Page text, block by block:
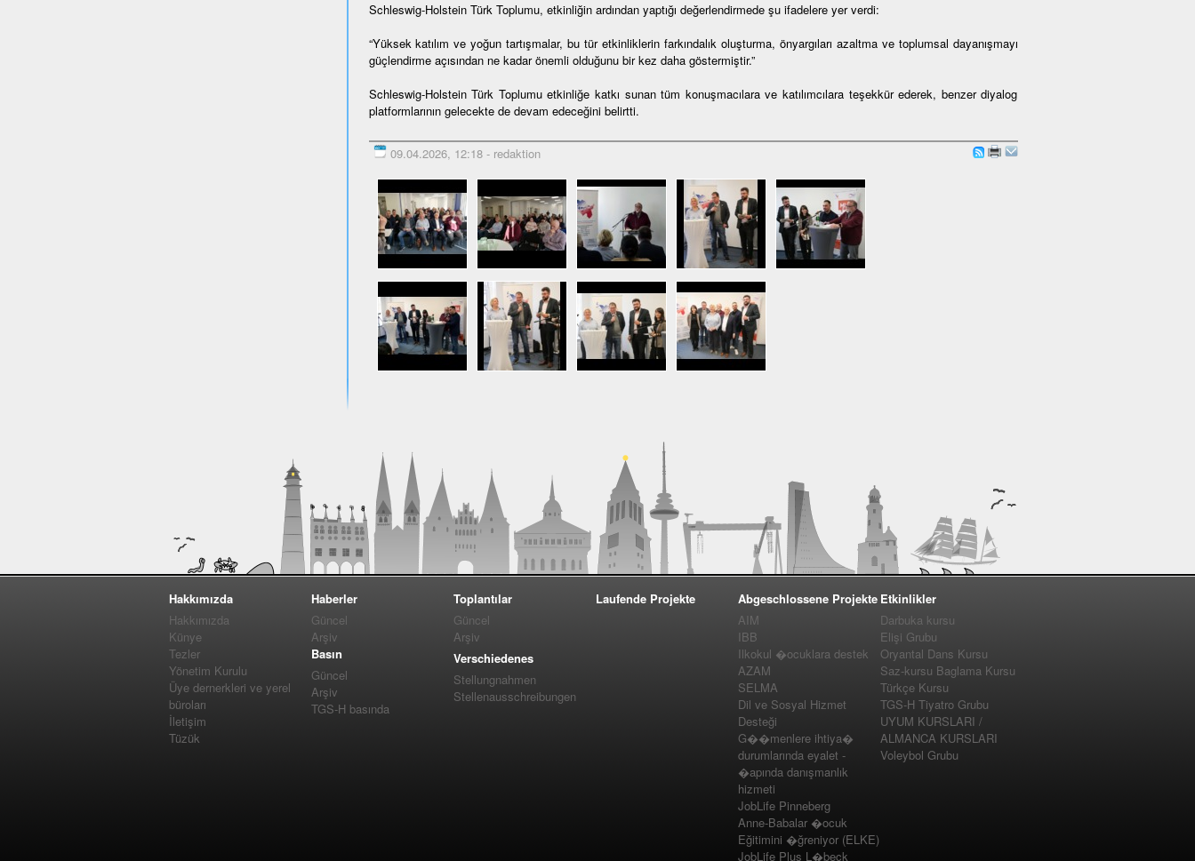
Schleswig-Holstein Türk Toplumu, etkinliğin ardından yaptığı değerlendirmede şu ifadelere yer verdi:
“Yüksek katılım ve yoğun tartışmalar, bu tür etkinliklerin farkındalık oluşturma, önyargıları azaltma ve toplumsal dayanışmayı
güçlendirme açısından ne kadar önemli olduğunu bir kez daha göstermiştir.”
Schleswig-Holstein Türk Toplumu etkinliğe katkı sunan tüm konuşmacılara ve katılımcılara teşekkür ederek, benzer diyalog
platformlarının gelecekte de devam edeceğini belirtti.
09.04.2026, 12:18 - redaktion
Hakkımızda
Hakkımızda
Künye
Tezler
Yönetim Kurulu
Üye dernerkleri ve yerel
büroları
İletişim
Tüzük
Haberler
Güncel
Arşiv
Basın
Güncel
Arşiv
TGS-H basında
Toplantılar
Güncel
Arşiv
Verschiedenes
Stellungnahmen
Stellenausschreibungen
Laufende Projekte
Abgeschlossene Projekte
AIM
IBB
Ilkokul �ocuklara destek
AZAM
SELMA
Dil ve Sosyal Hizmet
Desteği
G��menlere ihtiya�
durumlarında eyalet -
�apında danışmanlık
hizmeti
JobLife Pinneberg
Anne-Babalar �ocuk
Eğitimini �ğreniyor (ELKE)
JobLife Plus L�beck
Etkinlikler
Darbuka kursu
Elişi Grubu
Oryantal Dans Kursu
Saz-kursu Baglama Kursu
Türkçe Kursu
TGS-H Tiyatro Grubu
UYUM KURSLARI /
ALMANCA KURSLARI
Voleybol Grubu